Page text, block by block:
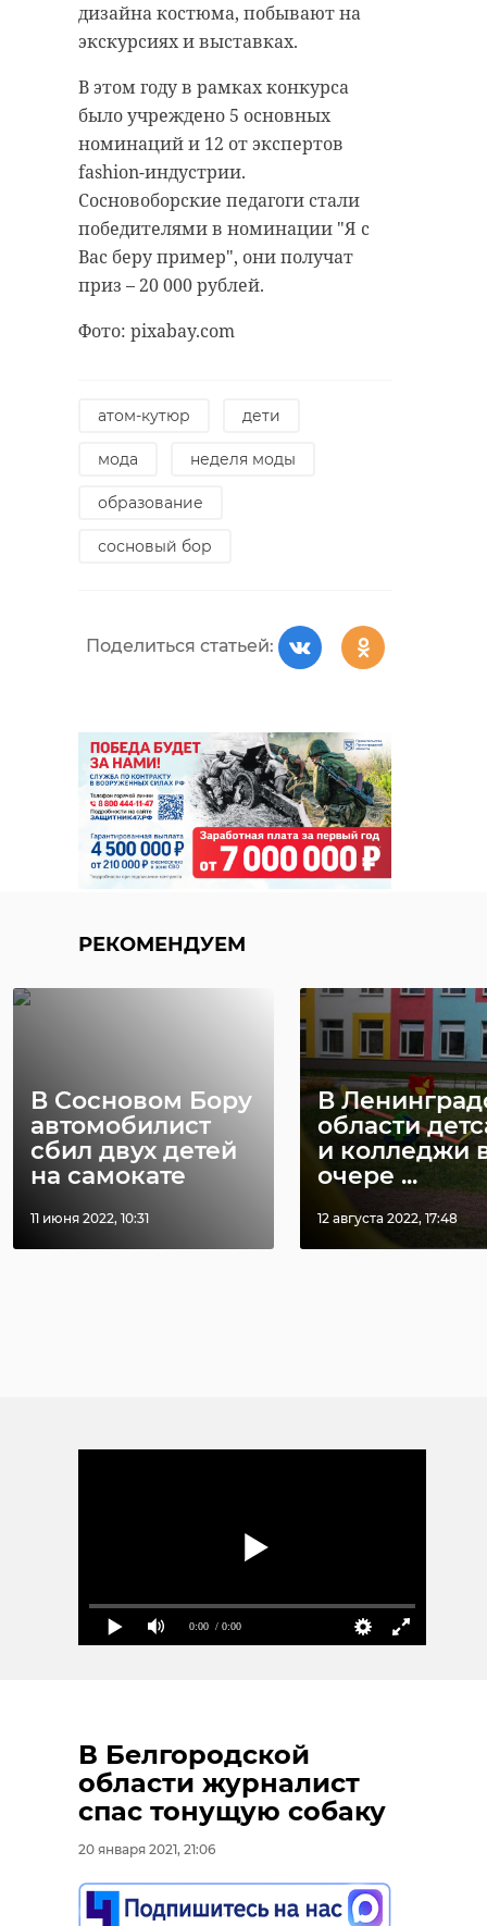
дизайна костюма, побывают на
экскурсиях и выставках.
В этом году в рамках конкурса
было учреждено 5 основных
номинаций и 12 от экспертов
fashion-индустрии.
Сосновоборские педагоги стали
победителями в номинации "Я с
Вас беру пример", они получат
приз – 20 000 рублей.
Фото: pixabay.com
атом-кутюр дети
мода неделя моды
образование
сосновый бор
Поделиться статьей:
РЕКОМЕНДУЕМ
В Сосновом Бору
автомобилист
сбил двух детей
на самокате
11 июня 2022, 10:31
В
области
и колледжи
очере ...
12 августа 2022, 17:48
0:00 / 0:00
В Белгородской
области журналист
спас тонущую собаку
20 января 2021, 21:06
противопожарная обработка.
гатчинский район
добровольцы
реставрация усадьба
Поделиться статьей:
Петербурга
восстанавливает
старинную финск
24 ноября 2020, 19:15
Уникальную
реликвию
века
03 июня, 16:43
Анны Беквор и других бельгийцев
в Сосновом Бору.
сосновый бор
Поделиться статьей: